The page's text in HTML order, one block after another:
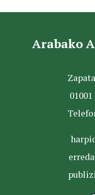
Arabako